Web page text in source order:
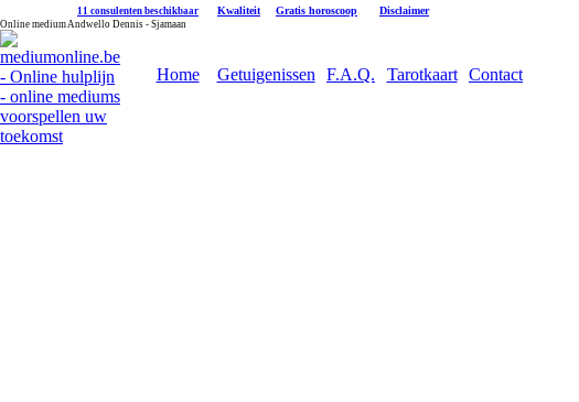
11 consulenten beschikbaar Kwaliteit Gratis horoscoop Disclaimer
Online medium Andwello Dennis - Sjamaan
Home Getuigenissen F.A.Q. Tarotkaart Contact